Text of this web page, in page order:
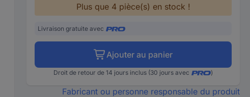
Plus que 4 pièce(s) en stock !
Livraison gratuite avec
Ajouter au panier
Droit de retour de 14 jours inclus (30 jours avec )
Fabricant ou personne responsable du produit